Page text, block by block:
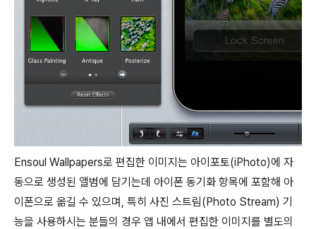
Ensoul Wallpapers로 편집한 이미지는 아이포토(iPhoto)에 자
동으로 생성된 앨범에 담기는데 아이폰 동기화 항목에 포함해 아
이폰으로 옮길 수 있으며, 특히 사진 스트림(Photo Stream) 기
능을 사용하시는 분들의 경우 앱 내에서 편집한 이미지를 별도의